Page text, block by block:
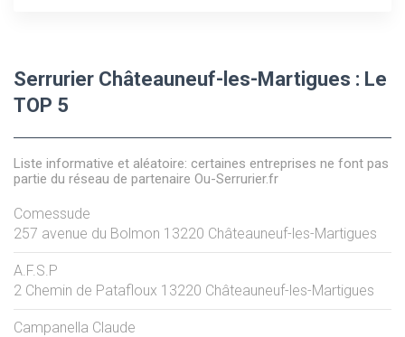
Serrurier Châteauneuf-les-Martigues : Le
TOP 5
Liste informative et aléatoire: certaines entreprises ne font pas
partie du réseau de partenaire Ou-Serrurier.fr
Comessude
257 avenue du Bolmon 13220 Châteauneuf-les-Martigues
A.F.S.P
2 Chemin de Patafloux 13220 Châteauneuf-les-Martigues
Campanella Claude